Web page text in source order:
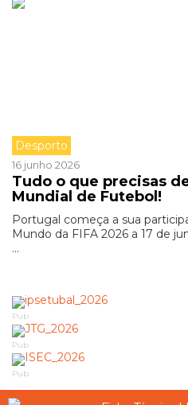
Desporto
16 junho 2026
Tudo o que precisas
Mundial de Futebol!
Portugal começa a sua
Mundo da FIFA 2026 a 17 de
...
Pub
Pub
Pub